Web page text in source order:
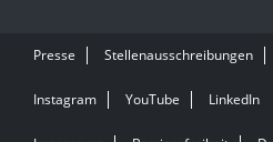
Presse Stellenausschreibungen
Instagram YouTube LinkedIn